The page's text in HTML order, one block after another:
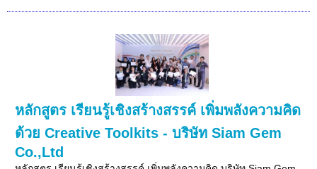
หลักสูตร เรียนรู้เชิงสร้างสรรค์ เพิ่มพลังความคิด
ด้วย Creative Toolkits - บริษัท Siam Gem
Co.,Ltd